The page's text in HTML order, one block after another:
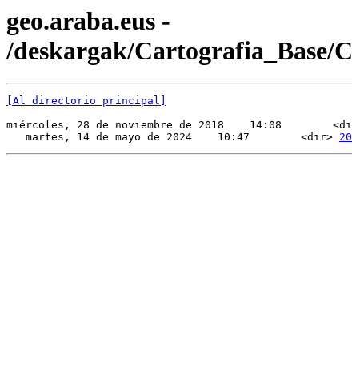
geo.araba.eus -
/deskargak/
[Al directorio principal]
miércoles, 28 de noviembre de 2018    14:08
   martes, 14 de mayo de 2024    10:47        <dir>